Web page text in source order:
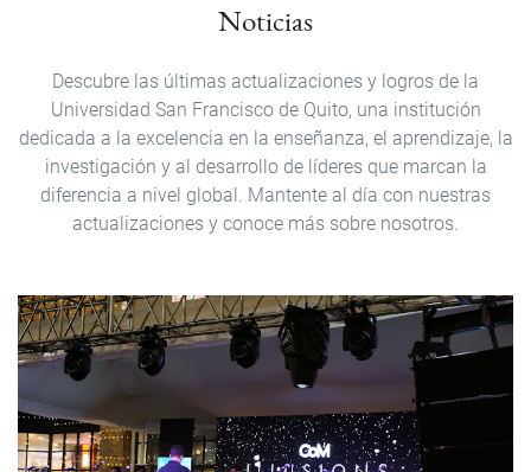
Noticias
Descubre las últimas actualizaciones y logros de la
Universidad San Francisco de Quito, una institución
dedicada a la excelencia en la enseñanza, el aprendizaje, la
investigación y al desarrollo de líderes que marcan la
diferencia a nivel global. Mantente al día con nuestras
actualizaciones y conoce más sobre nosotros.